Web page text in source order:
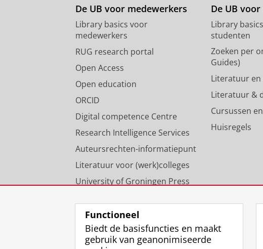
De UB voor medewerkers
Library basics voor
medewerkers
RUG research portal
Open Access
Open education
ORCID
Digital competence Centre
Research Intelligence Services
Auteursrechten-informatiepunt
Literatuur voor (werk)colleges
University of Groningen Press
De UB
Library
studenten
Zoeken per
Guides)
Literatuur en
Literatuur &
Cursussen
Huisregels
Functioneel
Biedt de basisfuncties en maakt
gebruik van geanonimiseerde